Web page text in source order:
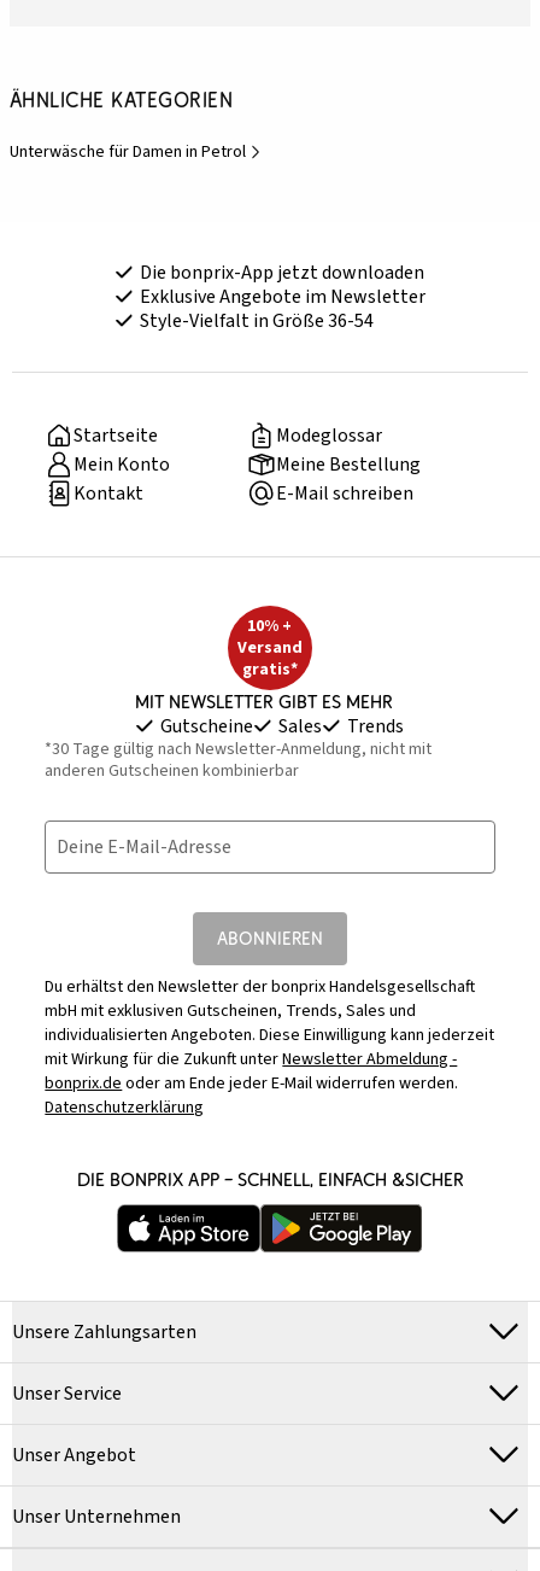
Ähnliche Kategorien
Unterwäsche für Damen in Petrol
Die bonprix-App jetzt downloaden
Exklusive Angebote im Newsletter
Style-Vielfalt in Größe 36-54
Startseite
Modeglossar
Mein Konto
Meine Bestellung
Kontakt
E-Mail schreiben
10% +
Versand
gratis*
Mit Newsletter gibt es mehr
Gutscheine Sales Trends
*30 Tage gültig nach Newsletter-Anmeldung, nicht mit
anderen Gutscheinen kombinierbar
Deine E-Mail-Adresse
ABONNIEREN
Du erhältst den Newsletter der bonprix Handelsgesellschaft
mbH mit exklusiven Gutscheinen, Trends, Sales und
individualisierten Angeboten. Diese Einwilligung kann jederzeit
mit Wirkung für die Zukunft unterNewsletter Abmeldung -
bonprix.deoder am Ende jeder E-Mail widerrufen werden.
Datenschutzerklärung
DIE BONPRIX APP – SCHNELL, EINFACH &SICHER
Unsere Zahlungsarten
Unser Service
Unser Angebot
Unser Unternehmen